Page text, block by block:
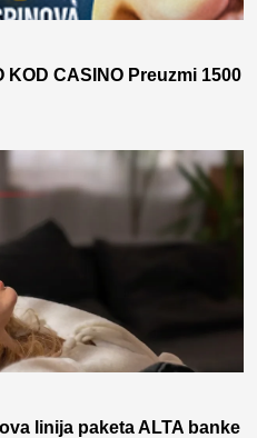
KOD CASINO Preuzmi 1500
linija paketa ALTA banke